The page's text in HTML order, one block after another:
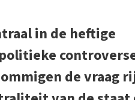
in de heftige
de vraag